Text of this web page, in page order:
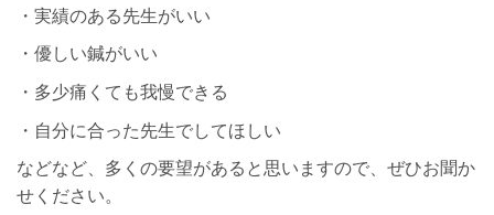
・実績のある先生がいい
・優しい鍼がいい
・多少痛くても我慢できる
・自分に合った先生でしてほしい
などなど、多くの要望があると思いますので、ぜひお聞か
せください。